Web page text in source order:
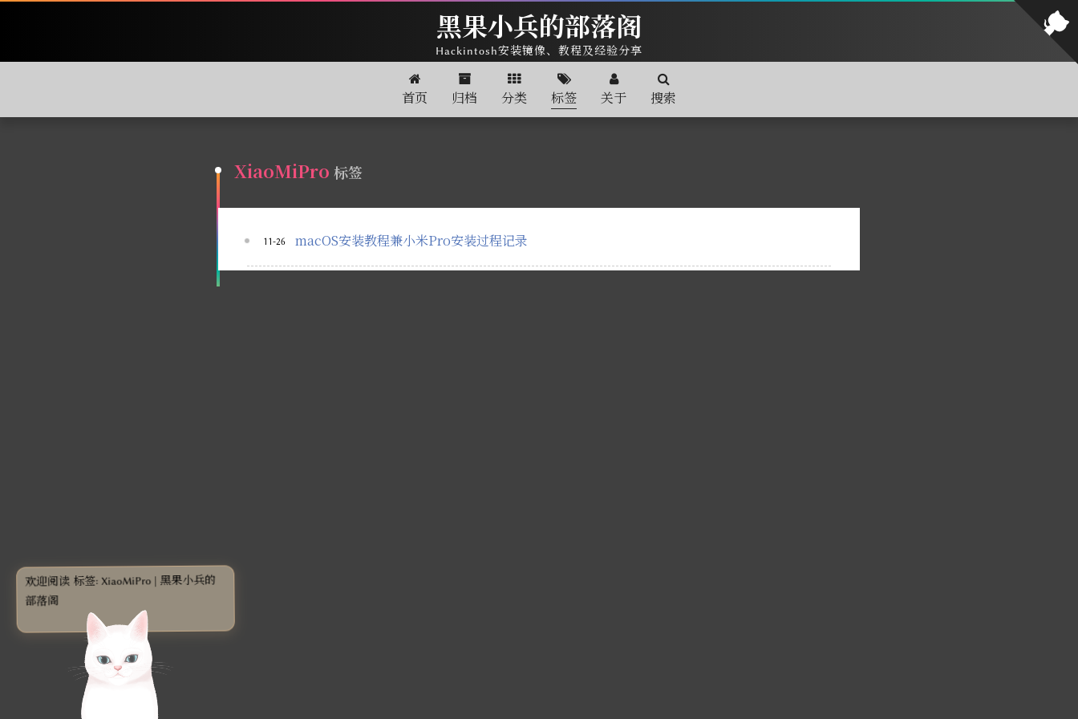
黑果小兵的部落阁
Hackintosh安装镜像、教程及经验分享
首页 归档 分类 标签 关于 搜索
XiaoMiPro 标签
macOS安装教程兼小米Pro安装过程记录
11-26
欢迎阅读 标签: XiaoMiPro | 黑果小兵的
部落阁